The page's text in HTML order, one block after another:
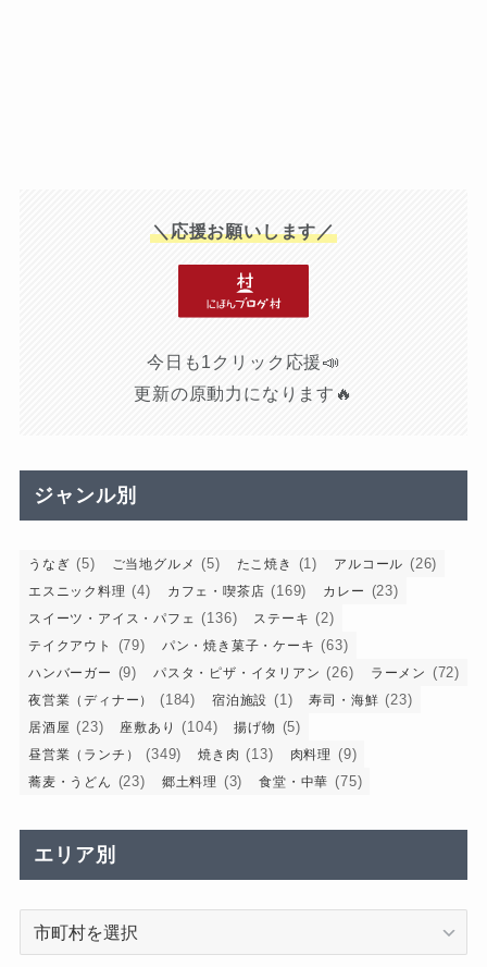
＼応援お願いします／
今日も1クリック応援📣
更新の原動力になります🔥
ジャンル別
うなぎ (5) ご当地グルメ (5) たこ焼き (1) アルコール (26)
エスニック料理 (4) カフェ・喫茶店 (169) カレー (23)
スイーツ・アイス・パフェ (136) ステーキ (2)
テイクアウト (79) パン・焼き菓子・ケーキ (63)
ハンバーガー (9) パスタ・ピザ・イタリアン (26) ラーメン (72)
夜営業（ディナー） (184) 宿泊施設 (1) 寿司・海鮮 (23)
居酒屋 (23) 座敷あり (104) 揚げ物 (5)
昼営業（ランチ） (349) 焼き肉 (13) 肉料理 (9)
蕎麦・うどん (23) 郷土料理 (3) 食堂・中華 (75)
エリア別